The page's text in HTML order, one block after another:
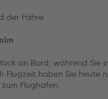
der Fähre.
an Bord, während Sie
Flugzeit haben Sie
Flughafen.